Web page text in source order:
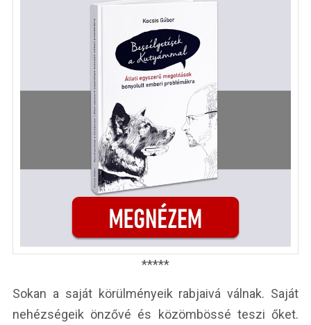
*****
Sokan a saját körülményeik rabjaivá válnak. Saját
nehézségeik önzővé és közömbössé teszi őket.